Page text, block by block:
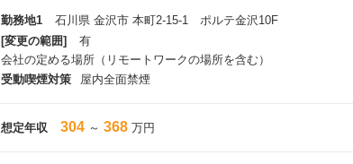
勤務地1
石川県 金沢市 本町2-15-1 ポルテ金沢10F
[変更の範囲]
有
会社の定める場所（リモートワークの場所を含む）
受動喫煙対策
屋内全面禁煙
想定年収 304 ～ 368 万円